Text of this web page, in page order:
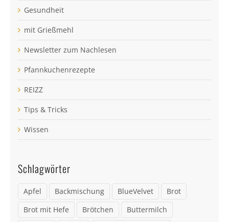
Gesundheit
mit Grießmehl
Newsletter zum Nachlesen
Pfannkuchenrezepte
REIZZ
Tips & Tricks
Wissen
Schlagwörter
Apfel Backmischung BlueVelvet
Brot
Brot mit Hefe
Brötchen
Buttermilch